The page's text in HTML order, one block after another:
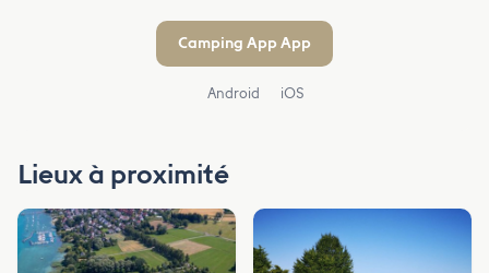
Camping App App
Android iOS
Lieux à proximité